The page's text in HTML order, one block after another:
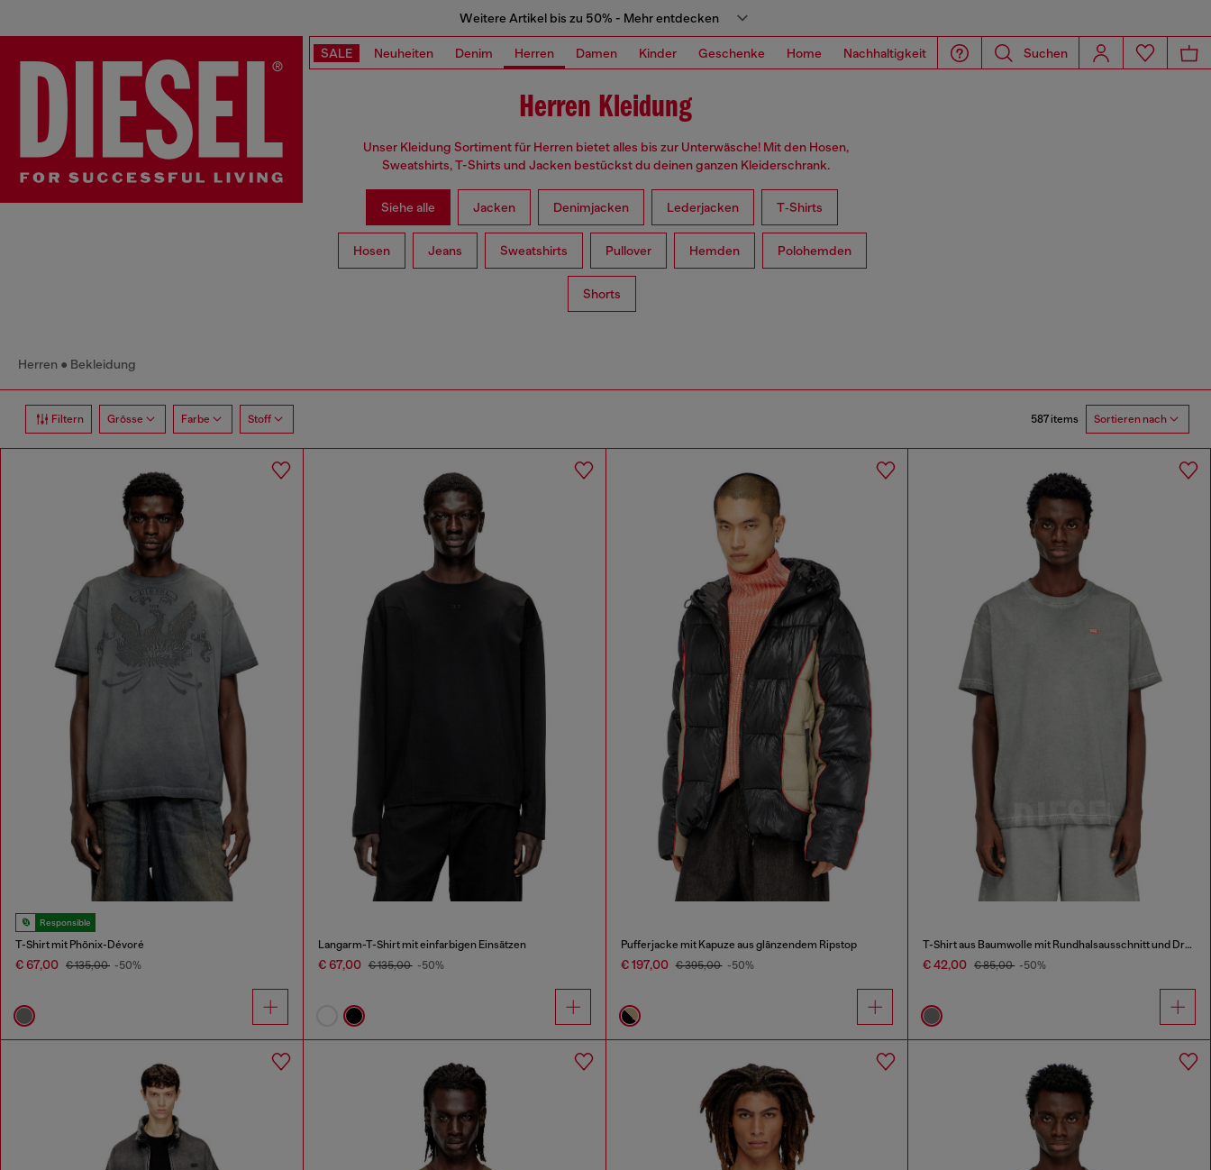
Weitere Artikel bis zu 50% - Mehr entdecken
SALE Neuheiten Denim Herren Damen Kinder Geschenke Home Nachhaltigkeit Suchen
Herren Kleidung
Unser Kleidung Sortiment für Herren bietet alles bis zur Unterwäsche! Mit den Hosen,
Sweatshirts, T-Shirts und Jacken bestückst du deinen ganzen Kleiderschrank.
Siehe alle Jacken Denimjacken Lederjacken T‑Shirts
Hosen Jeans Sweatshirts Pullover Hemden Polohemden
Shorts
Herren Bekleidung
Filtern Grösse Farbe Stoff 587 items Sortieren nach
Responsible
T-Shirt mit Phönix-Dévoré
€ 67,00 € 135,00 -50%
Langarm-T-Shirt mit einfarbigen Einsätzen
€ 67,00 € 135,00 -50%
Pufferjacke mit Kapuze aus glänzendem Ripstop
€ 197,00 € 395,00 -50%
T-Shirt aus Baumwolle mit Rundhalsausschnitt und Druck
€ 42,00 € 85,00 -50%